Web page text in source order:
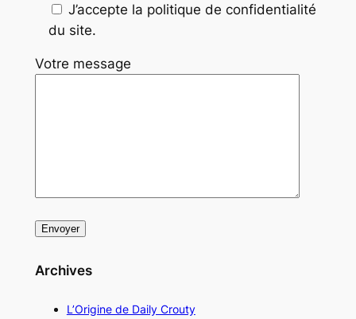
J’accepte la politique de confidentialité
du site.
Votre message
Archives
L’Origine de Daily Crouty